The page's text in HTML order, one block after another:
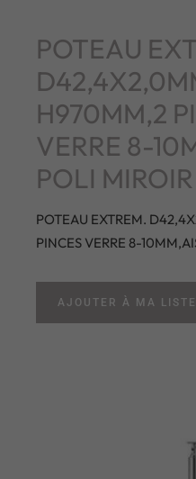
POTEAU
H970MM,2
VERRE 8-
POLI MIROIR
POTEAU EXTREM.
PINCES VERRE 8-
AJOUTER À MA LISTE